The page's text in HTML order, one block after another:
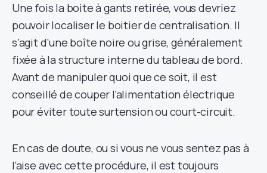
Une fois la boite à gants retirée, vous devriez
pouvoir localiser le boitier de centralisation. Il
s’agit d’une boîte noire ou grise, généralement
fixée à la structure interne du tableau de bord.
Avant de manipuler quoi que ce soit, il est
conseillé de couper l’alimentation électrique
pour éviter toute surtension ou court-circuit.
En cas de doute, ou si vous ne vous sentez pas à
l’aise avec cette procédure, il est toujours